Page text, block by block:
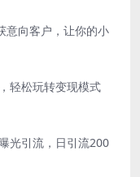
意向客户，让你的小
轻松玩转变现模式
光引流，日引流200